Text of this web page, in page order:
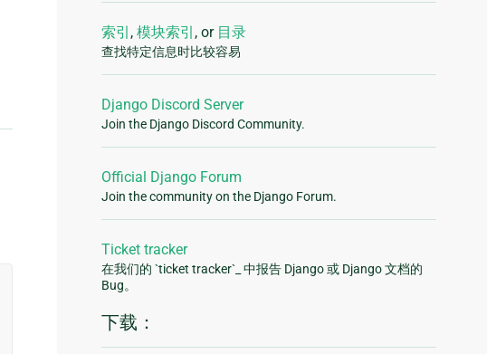
索引 ,模块索引 , or 目录
查找特定信息时比较容易
Django Discord Server
Join the Django Discord Community.
Official Django Forum
Join the community on the Django Forum.
Ticket tracker
在我们的 `ticket tracker`_ 中报告 Django 或 Django 文档的
Bug。
下载：